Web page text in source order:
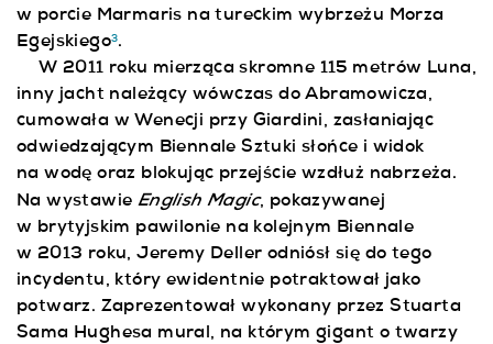
w porcie Marmaris na tureckim wybrzeżu Morza
Egejskiego3.
W 2011 roku mierząca skromne 115 metrów Luna,
inny jacht należący wówczas do Abramowicza,
cumowała w Wenecji przy Giardini, zasłaniając
odwiedzającym Biennale Sztuki słońce i widok
na wodę oraz blokując przejście wzdłuż nabrzeża.
Na wystawie English Magic, pokazywanej
w brytyjskim pawilonie na kolejnym Biennale
w 2013 roku, Jeremy Deller odniósł się do tego
incydentu, który ewidentnie potraktował jako
potwarz. Zaprezentował wykonany przez Stuarta
Sama Hughesa mural, na którym gigant o twarzy